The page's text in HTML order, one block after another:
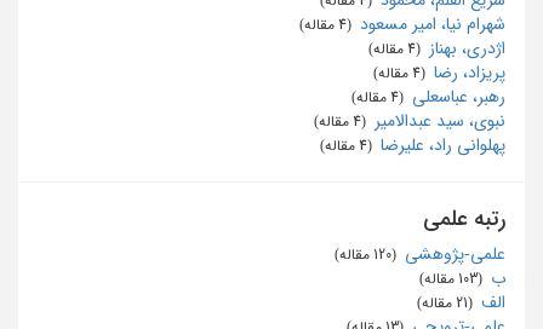
شهرام نیا، امیر مسعود
اژدری، بهناز
پریزاد، رضا
رهبر، عباسعلی
نبوی، سید ‌عبدالامیر
پهلوانی راد، علیرضا
رتبه علمی
علمی-پژوهشی
ب
الف